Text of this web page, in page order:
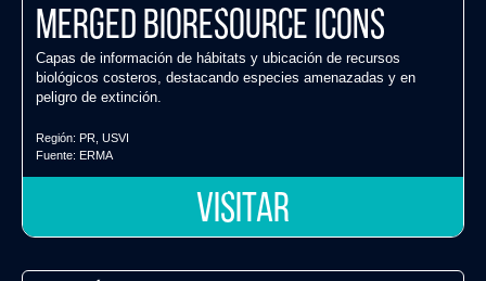
Merged Bioresource Icons
Capas de información de hábitats y ubicación de recursos
biológicos costeros, destacando especies amenazadas y en
peligro de extinción.
Región: PR USVI
Fuente: ERMA
VISITAR